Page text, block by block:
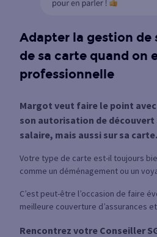
Adapter la gestion de
de sa carte quand on
professionnelle
Margot veut faire le point
son autorisation de découvert
salaire, mais aussi sur sa carte.
Votre type de carte est-il toujours
comme un déménagement ou un
C’est peut-être l’occasion de faire
meilleure couverture d’assurances
Rencontrez votre Conseiller